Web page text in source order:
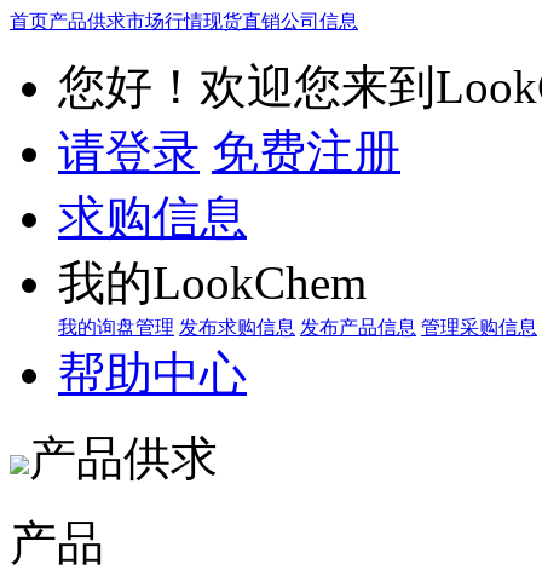
首页产品供求市场行情现货直销公司信息
您好！欢迎您来到
请登录 免费注册
求购信息
我的LookChem
我的询盘管理 发布求购信息 发布产品信息 管理采购信息
帮助中心
产品供求
产品